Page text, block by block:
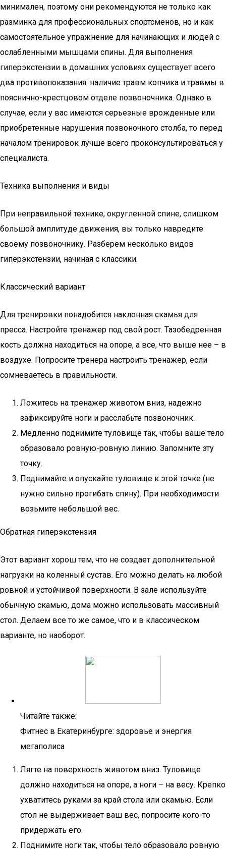
минимален, поэтому они рекомендуются не только как
разминка для профессиональных спортсменов, но и как
самостоятельное упражнение для начинающих и людей с
ослабленными мышцами спины. Для выполнения
гиперэкстензии в домашних условиях существует всего
два противопоказания: наличие травм копчика и травмы в
пояснично-крестцовом отделе позвоночника. Однако в
случае, если у вас имеются серьезные врожденные или
приобретенные нарушения позвоночного столба, то перед
началом тренировок лучше всего проконсультироваться у
специалиста.
Техника выполнения и виды
При неправильной технике, округленной спине, слишком
большой амплитуде движения, вы только навредите
своему позвоночнику. Разберем несколько видов
гиперэкстензии, начиная с классики.
Классический вариант
Для тренировки понадобится наклонная скамья для
пресса. Настройте тренажер под свой рост. Тазобедренная
кость должна находиться на опоре, а все, что выше нее – в
воздухе. Попросите тренера настроить тренажер, если
сомневаетесь в правильности.
Ложитесь на тренажер животом вниз, надежно
зафиксируйте ноги и расслабьте позвоночник.
Медленно поднимите туловище так, чтобы ваше тело
образовало ровную-ровную линию. Запомните эту
точку.
Поднимайте и опускайте туловище к этой точке (не
нужно сильно прогибать спину). При необходимости
возьмите небольшой вес.
Обратная гиперэкстензия
Этот вариант хорош тем, что не создает дополнительной
нагрузки на коленный сустав. Его можно делать на любой
ровной и устойчивой поверхности. В зале используйте
обычную скамью, дома можно использовать массивный
стол. Делаем все то же самое, что и в классическом
варианте, но наоборот.
Читайте также:
Фитнес в Екатеринбурге: здоровье и энергия
мегаполиса
Лягте на поверхность животом вниз. Туловище
должно находиться на опоре, а ноги – на весу. Крепко
ухватитесь руками за край стола или скамью. Если
стол не выдерживает ваш вес, попросите кого-то
придержать его.
Поднимите ноги так, чтобы тело образовало ровную